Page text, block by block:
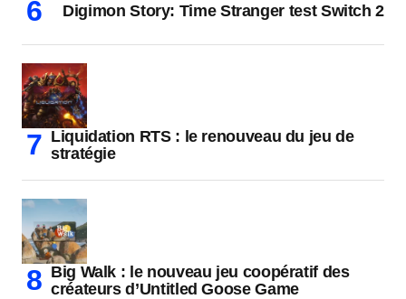
Digimon Story: Time Stranger test Switch 2
Liquidation RTS : le renouveau du jeu de
stratégie
Big Walk : le nouveau jeu coopératif des
créateurs d’Untitled Goose Game